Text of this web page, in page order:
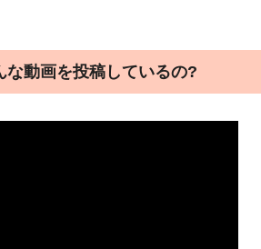
な動画を投稿しているの?